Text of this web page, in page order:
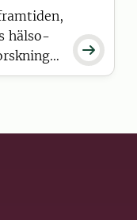

hälso-